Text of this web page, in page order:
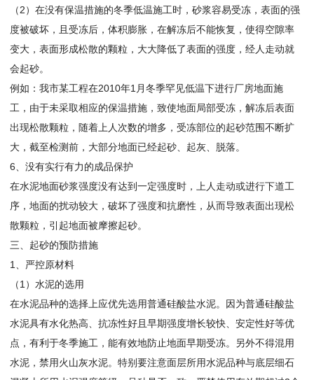
（2）在没有保温措施的冬季低温施工时，砂浆容易受冻，表面的强
度被破坏，且受冻后，体积膨胀，在解冻后不能恢复，使得空隙率
变大，表面形成松散的颗粒，大大降低了表面的强度，经人走动就
会起砂。
例如：我市某工程在2010年1月冬季罕见低温下进行厂房地面施
工，由于未采取相应的保温措施，致使地面局部受冻，解冻后表面
出现松散颗粒，随着上人次数的增多，受冻部位的起砂范围不断扩
大，截至检测前，大部分地面已经起砂、起灰、脱落。
6、没有实行有力的成品保护
在水泥地面砂浆强度没有达到一定强度时，上人走动或进行下道工
序，地面的扰动较大，破坏了强度和抗磨性，从而导致表面出现松
散颗粒，引起地面被摩擦起砂。
三、起砂的预防措施
1、严控原材料
（1）水泥的选用
在水泥品种的选择上应优先选用普通硅酸盐水泥。因为普通硅酸盐
水泥具有水化热高、抗冻性好且早期强度增长较快、安定性好等优
点，有利于冬季施工，能有效地防止地面早期受冻。另外不得混用
水泥，禁用火山灰水泥。特别要注意面层所用水泥品种与底层细石